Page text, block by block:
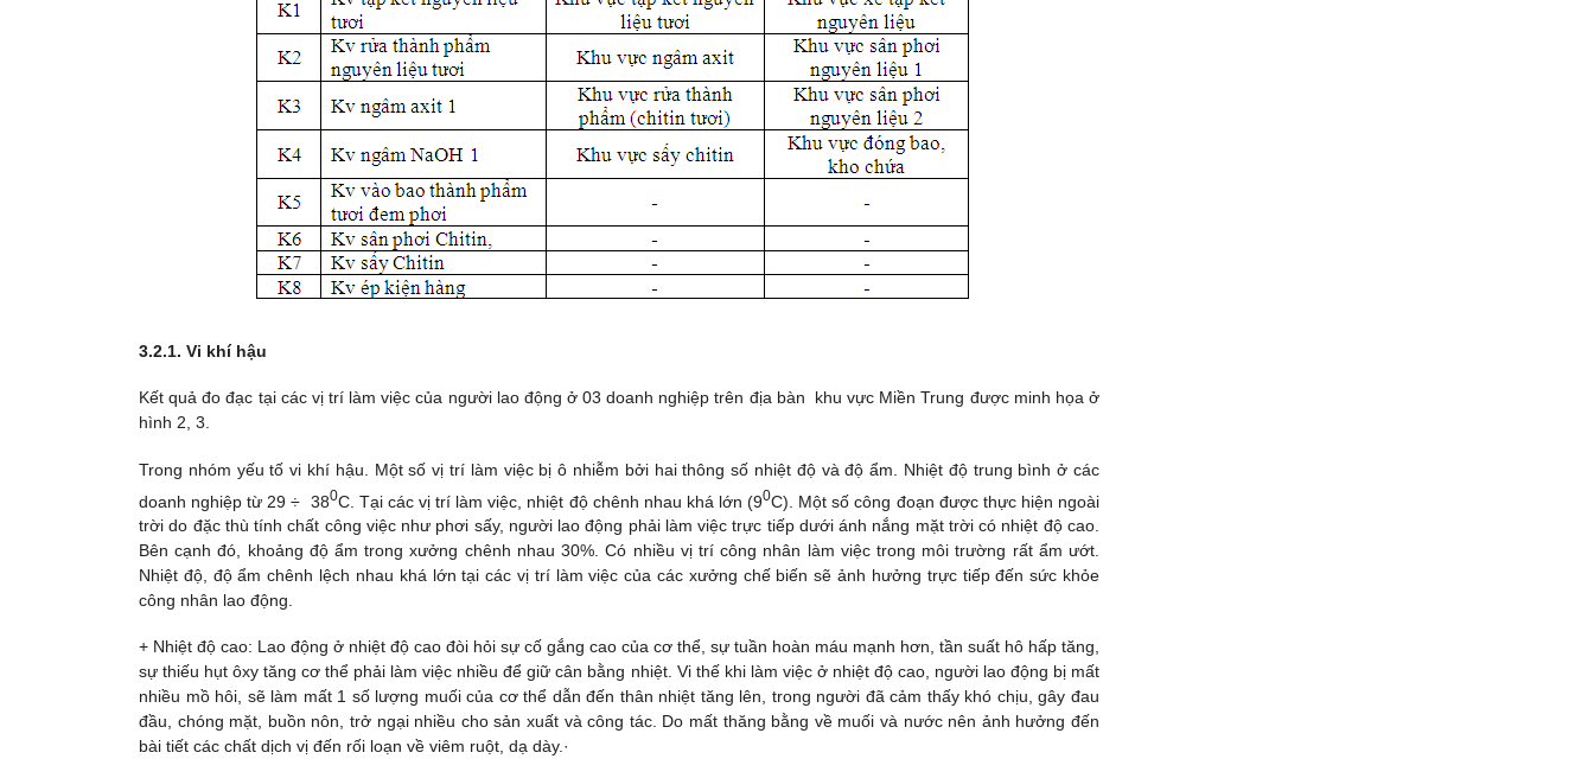
3.2.1. Vi khí hậu
Kết quả đo đạc tại các vị trí làm việc của người lao động ở 03 doanh nghiệp trên địa bàn khu vực Miền Trung được minh họa ở
hình 2, 3.
Trong nhóm yếu tố vi khí hậu. Một số vị trí làm việc bị ô nhiễm bởi hai thông số nhiệt độ và độ ẩm. Nhiệt độ trung bình ở các
doanh nghiệp từ 29 ÷ 380C. Tại các vị trí làm việc, nhiệt độ chênh nhau khá lớn (90C). Một số công đoạn được thực hiện ngoài
trời do đặc thù tính chất công việc như phơi sấy, người lao động phải làm việc trực tiếp dưới ánh nắng mặt trời có nhiệt độ cao.
Bên cạnh đó, khoảng độ ẩm trong xưởng chênh nhau 30%. Có nhiều vị trí công nhân làm việc trong môi trường rất ẩm ướt.
Nhiệt độ, độ ẩm chênh lệch nhau khá lớn tại các vị trí làm việc của các xưởng chế biến sẽ ảnh hưởng trực tiếp đến sức khỏe
công nhân lao động.
+ Nhiệt độ cao: Lao động ở nhiệt độ cao đòi hỏi sự cố gắng cao của cơ thể, sự tuần hoàn máu mạnh hơn, tần suất hô hấp tăng,
sự thiếu hụt ôxy tăng cơ thể phải làm việc nhiều để giữ cân bằng nhiệt. Vi thế khi làm việc ở nhiệt độ cao, người lao động bị mất
nhiều mồ hôi, sẽ làm mất 1 số lượng muối của cơ thể dẫn đến thân nhiệt tăng lên, trong người đã cảm thấy khó chịu, gây đau
đầu, chóng mặt, buồn nôn, trở ngại nhiều cho sản xuất và công tác. Do mất thăng bằng về muối và nước nên ảnh hưởng đến
bài tiết các chất dịch vị đến rối loạn về viêm ruột, dạ dày.·